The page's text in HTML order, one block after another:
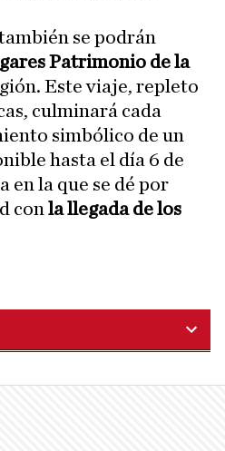
se podrán
Patrimonio de la
Este viaje, repleto
culminará cada
simbólico de un
hasta el día 6 de
en la que se dé por
con la llegada de los